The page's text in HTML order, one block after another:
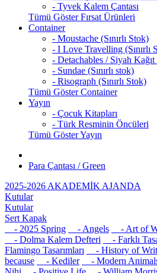
- Tyvek Kalem Çantası
Tümü Göster Fırsat Ürünleri
Container
- Moustache (Sınırlı Stok)
- I Love Travelling (Sınırlı
- Detachables / Siyah Kağıt
- Sundae (Sınırlı stok)
- Risograph (Sınırlı Stok)
Tümü Göster Container
Yayın
- Çocuk Kitapları
- Türk Resminin Öncüleri
Tümü Göster Yayın
Para Çantası / Green
2025-2026 AKADEMİK AJANDA
Kutular
Kutular
Sert Kapak
- 2025 Spring
- Angels - Art of
- Dolma Kalem Defteri
- Farklı
Flamingo Tasarımları
- History of
because
- Kediler - Modern